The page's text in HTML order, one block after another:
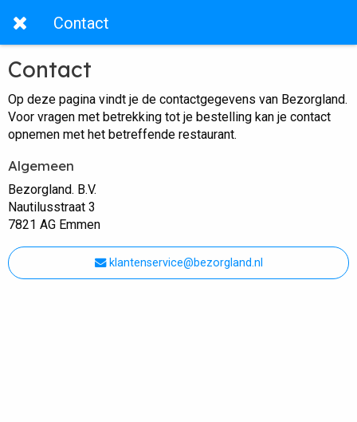
Contact
Contact
Op deze pagina vindt je de contactgegevens van Bezorgland.
Voor vragen met betrekking tot je bestelling kan je contact
opnemen met het betreffende restaurant.
Algemeen
Bezorgland. B.V.
Nautilusstraat 3
7821 AG Emmen
klantenservice@bezorgland.nl